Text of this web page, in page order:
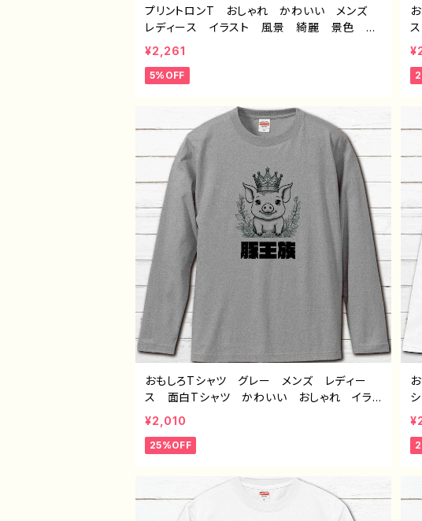
プリントロンT おしゃれ かわいい メンズ
レディース イラスト 風景 綺麗 景色 美
しい エモい かっこいい おすすめ 個性
的 人気 イラストレーター クリエイター
絵師 オリジナル デザイン グッズ 白 長
トル：赤の入道雲 作：J.タネダ F-5
¥2,261
5%OFF
おもしろTシャツ グレー メンズ レディー
ス 面白Tシャツ かわいい おしゃれ イラ
スト ブタ 動物 ゆるかわ ゆるい ユニー
ク ネタ系 オリジナルキャラクター おすす
め 個性的 人気 イラストレーター クリエ
ズ 半袖シャツ デザイン コラボ グッズ
長袖Tシャツ ロングTシャツ タイトル：豚王
族（グレー） 作：んごミック C-3
¥2,010
25%OFF